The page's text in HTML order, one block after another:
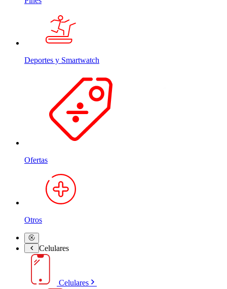
Deportes y Smartwatch
Ofertas
Otros
Celulares
Celulares